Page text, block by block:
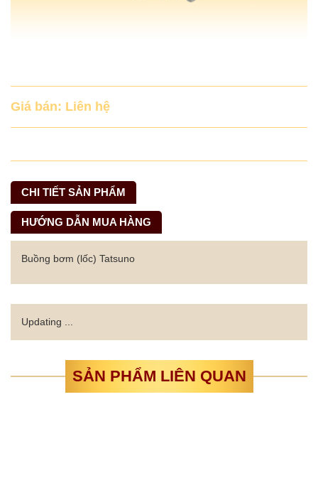
Giá bán: Liên hệ
CHI TIẾT SẢN PHẨM
HƯỚNG DẪN MUA HÀNG
Buồng bơm (lốc) Tatsuno
Updating ...
SẢN PHẨM LIÊN QUAN